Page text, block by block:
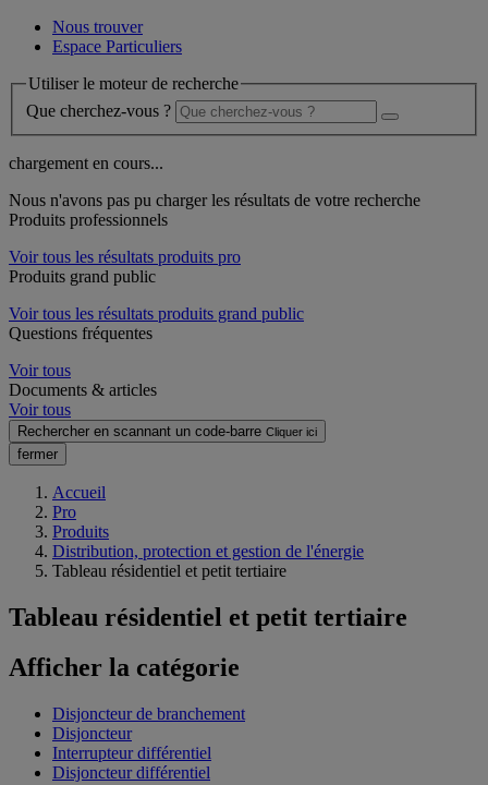
Nous trouver
Espace Particuliers
Utiliser le moteur de recherche
Que cherchez-vous ?
chargement en cours...
Nous n'avons pas pu charger les résultats de votre recherche
Produits professionnels
Voir tous les résultats produits pro
Produits grand public
Voir tous les résultats produits grand public
Questions fréquentes
Voir tous
Documents & articles
Voir tous
Rechercher en scannant un code-barre Cliquer ici
fermer
Accueil
Pro
Produits
Distribution, protection et gestion de l'énergie
Tableau résidentiel et petit tertiaire
Tableau résidentiel et petit tertiaire
Afficher la catégorie
Disjoncteur de branchement
Disjoncteur
Interrupteur différentiel
Disjoncteur différentiel